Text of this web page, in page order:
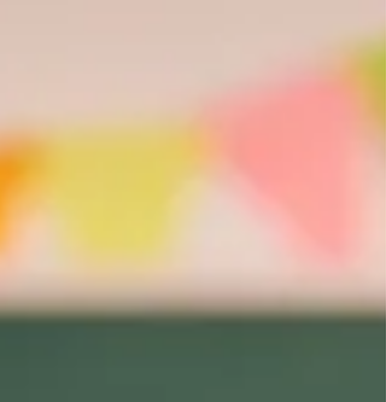
conscience, la violence est perçue comme
violence à la violence puisque, l'être
cherche du sens dans tout ce qui lui arrive
par con